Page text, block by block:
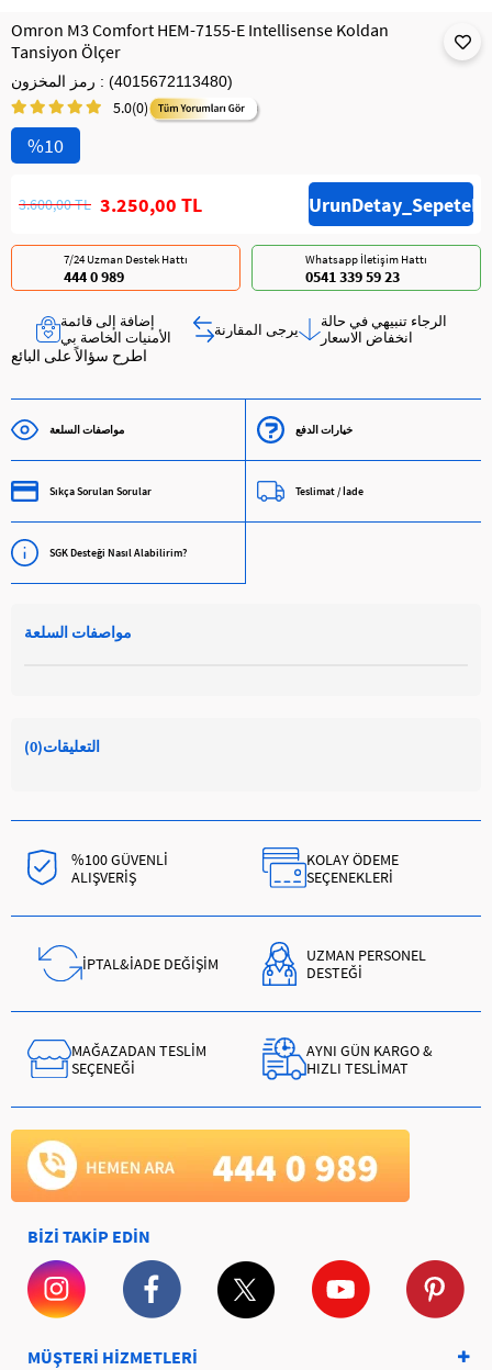
Omron M3 Comfort HEM-7155-E Intellisense Koldan
Tansiyon Ölçer
رمز المخزون (4015672113480)
5.0(0)
10
3.600,00 TL 3.250,00 TL
Whatsapp İletişim Hattı
0541 339 59 23
7/24 Uzman Destek Hattı
444 0 989
إضافة إلى قائمة
الأمنيات الخاصة بي
يرجى المقارنة
الرجاء تنبيهي في حالة
انخفاض الاسعار
اطرح سؤالاً على البائع
مواصفات السلعة خيارات الدفع
Sıkça Sorulan Sorular Teslimat / İade
SGK Desteği Nasıl Alabilirim?
مواصفات السلعة
التعليقات(0)
%100 GÜVENLİ
ALIŞVERİŞ
KOLAY ÖDEME
SEÇENEKLERİ
İPTAL&İADE DEĞİŞİM
UZMAN PERSONEL
DESTEĞİ
MAĞAZADAN TESLİM
SEÇENEĞİ
AYNI GÜN KARGO &
HIZLI TESLİMAT
BİZİ TAKİP EDİN
MÜŞTERİ HİZMETLERİ